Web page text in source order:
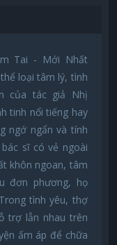
Tai - Mới Nhất
loại tâm lý, tình
của tác giả Nhị
tinh nổi tiếng hay
ngớ ngẩn và tính
sĩ có vẻ ngoài
khôn ngoan, tâm
đơn phương, họ
tình yêu, thợ
trợ lẫn nhau trên
ấm áp để chữa